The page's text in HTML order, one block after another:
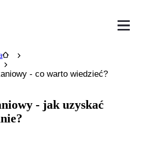
- co warto wiedzieć?
- jak uzyskać